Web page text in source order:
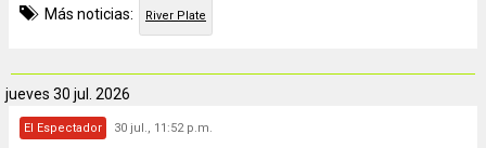
Más noticias: River Plate
jueves 30 jul. 2026
El Espectador 30 jul., 11:52 p.m.